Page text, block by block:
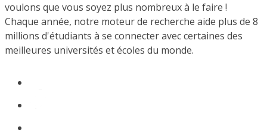
voulons que vous soyez plus nombreux à le faire !
Chaque année, notre moteur de recherche aide plus de 8
millions d'étudiants à se connecter avec certaines des
meilleures universités et écoles du monde.